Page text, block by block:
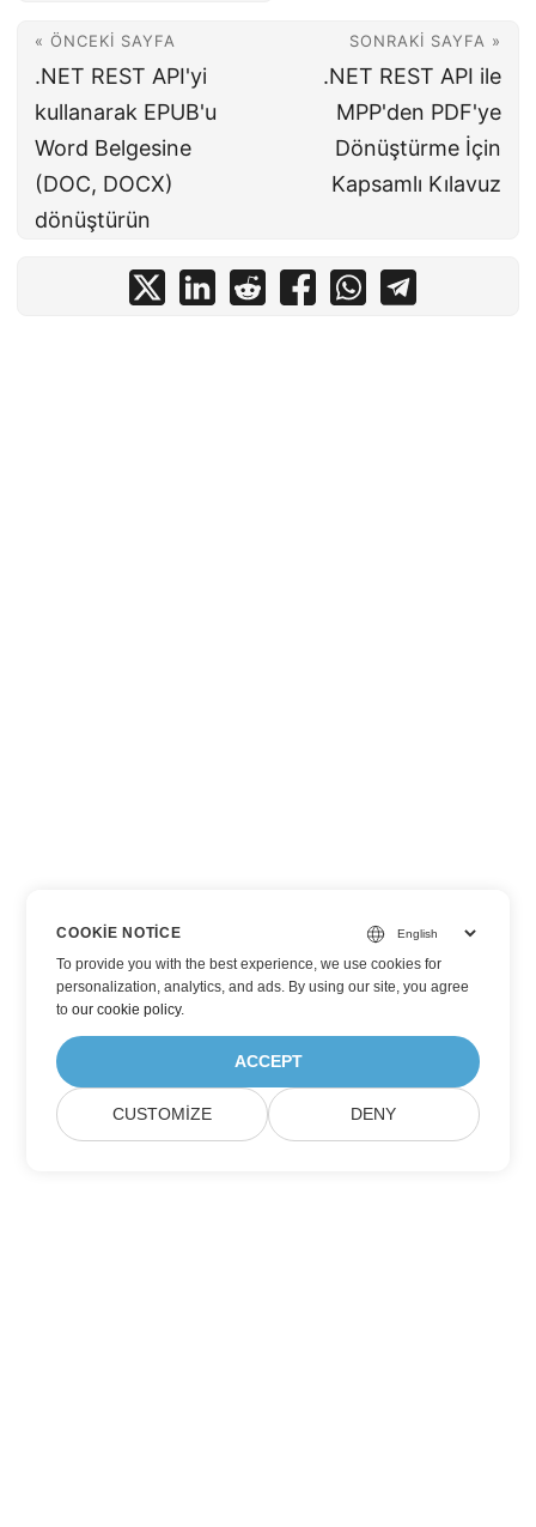
« ÖNCEKI SAYFA
.NET REST API'yi
kullanarak EPUB'u
Word Belgesine
(DOC, DOCX)
dönüştürün
SONRAKI SAYFA »
.NET REST API ile
MPP'den PDF'ye
Dönüştürme İçin
Kapsamlı Kılavuz
COOKIE NOTICE
To provide you with the best experience, we use cookies for
personalization, analytics, and ads. By using our site, you agree
toour cookie policy.
ACCEPT
CUSTOMIZE DENY